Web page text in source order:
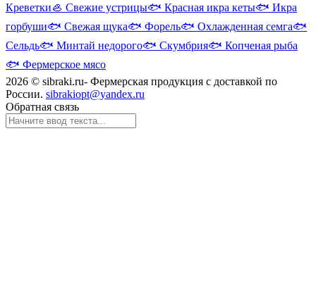
Креветки🦪 Свежие устрицы🐟 Красная икра кеты🐟 Икра
горбуши🐟 Свежая щука🐟 Форель🐟 Охлажденная семга🐟
Сельдь🐟 Минтай недорого🐟 Скумбрия🐟 Копченая рыба
🐟 Фермерское мясо
2026 © sibraki.ru- Фермерская продукция с доставкой по
России. sibrakiopt@yandex.ru
Обратная связь